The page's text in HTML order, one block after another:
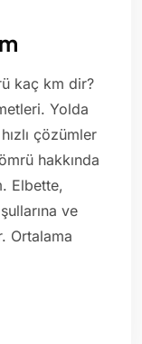
kaç km dir?
Yolda
çözümler
hakkında
Elbette,
ve
Ortalama